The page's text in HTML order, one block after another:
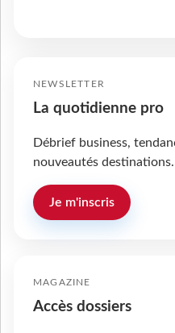
NEWSLETTER
La quotidienne pro
Débrief business,
nouveautés destinations.
Je m'inscris
MAGAZINE
Accès dossiers